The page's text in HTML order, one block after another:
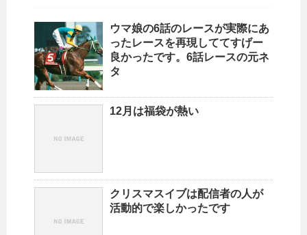
ウマ娘の6話のレースが実際にあ
ったレースを再現しててすげー
良かったです。6話レースの元ネ
タ
12月は福袋が熱い
クリスマスイブは配信者の人が
活動的で楽しかったです